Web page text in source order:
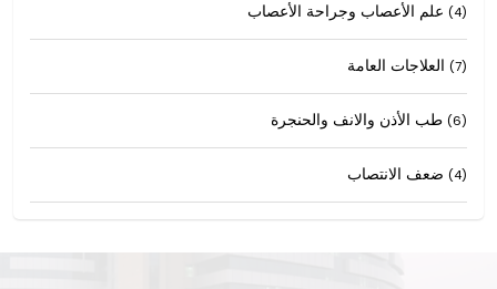
(4)
(7)
(6)
(4)